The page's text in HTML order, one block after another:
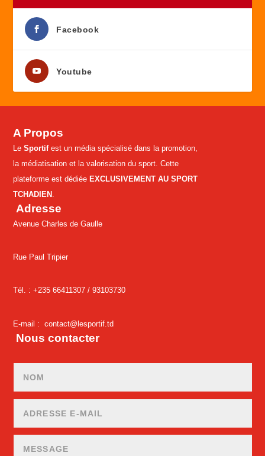
Facebook
Youtube
A Propos
LeSportifest un média spécialisé dans la promotion,
la médiatisation et la valorisation du sport. Cette
plateforme est dédiéeEXCLUSIVEMENT AU SPORT
TCHADIEN
Adresse
Avenue Charles de Gaulle
Rue Paul Tripier
Tél. : +235 66411307 /93103730
E-mail :contact@lesportif.td
Nous contacter